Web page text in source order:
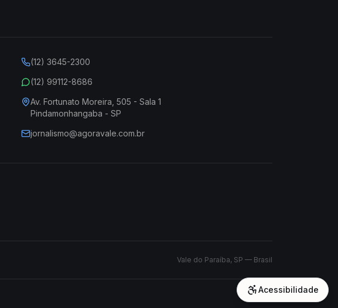
(12) 3645-2300
(12) 99112-8686
Av. Fortunato Moreira, 505 - Sala 1
Pindamonhangaba - SP
jornalismo@agoravale.com.br
Vale do Paraíba, SP — Brasil
Acessibilidade